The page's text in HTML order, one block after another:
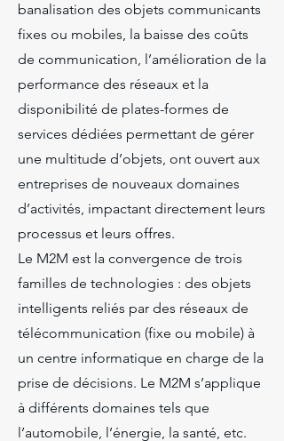
banalisation des objets communicants
fixes ou mobiles, la baisse des coûts
de communication, l’amélioration de la
performance des réseaux et la
disponibilité de plates-formes de
services dédiées permettant de gérer
une multitude d’objets, ont ouvert aux
entreprises de nouveaux domaines
d’activités, impactant directement leurs
processus et leurs offres.
Le M2M est la convergence de trois
familles de technologies : des objets
intelligents reliés par des réseaux de
télécommunication (fixe ou mobile) à
un centre informatique en charge de la
prise de décisions. Le M2M s’applique
à différents domaines tels que
l’automobile, l’énergie, la santé, etc.